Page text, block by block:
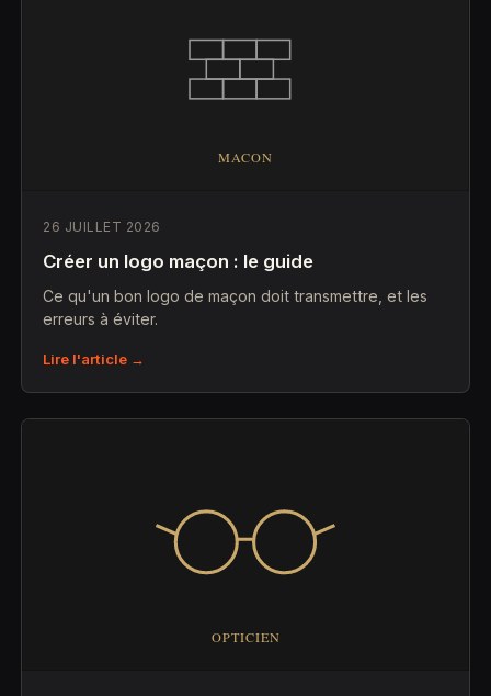
26 JUILLET 2026
Créer un logo maçon : le guide
Ce qu'un bon logo de maçon doit transmettre, et les
erreurs à éviter.
Lire l'article →